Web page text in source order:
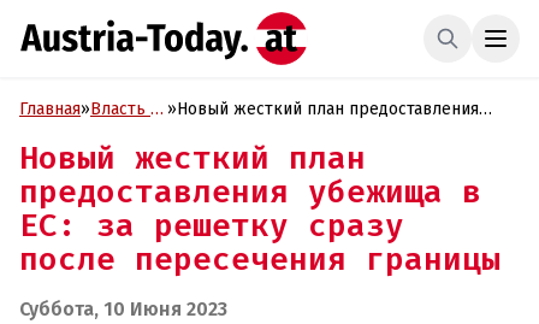
Главная»Власть и »Новый жесткий план предоставления
пересечения границы
Новый жесткий план
предоставления убежища в
ЕС: за решетку сразу
после пересечения границы
Суббота, 10 Июня 2023